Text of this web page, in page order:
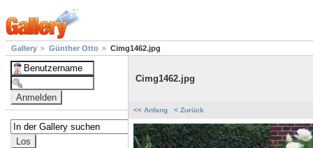
Gallery Günther Otto Cimg1462.jpg
Cimg1462.jpg
<< Anfang < Zurück